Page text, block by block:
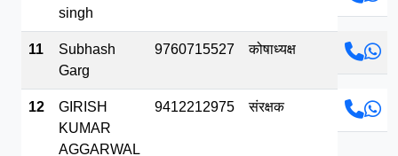
singh
11
Subhash
Garg
9760715527 कोषाध्यक्ष
12
GIRISH
KUMAR
AGGARWAL
9412212975 संरक्षक